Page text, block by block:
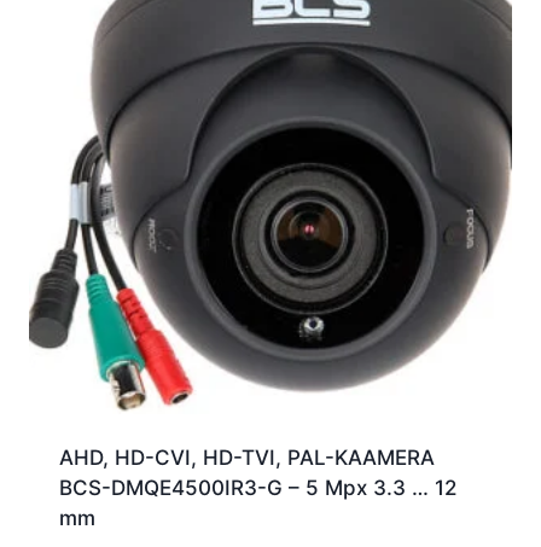
AHD, HD-CVI, HD-TVI, PAL-KAAMERA
BCS-DMQE4500IR3-G – 5 Mpx 3.3 … 12
mm